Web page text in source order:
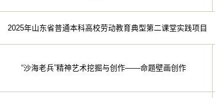
2025年山东省普通本科高校劳动教育典型第二课堂实践项目
“沙海老兵”精神艺术挖掘与创作——命题壁画创作